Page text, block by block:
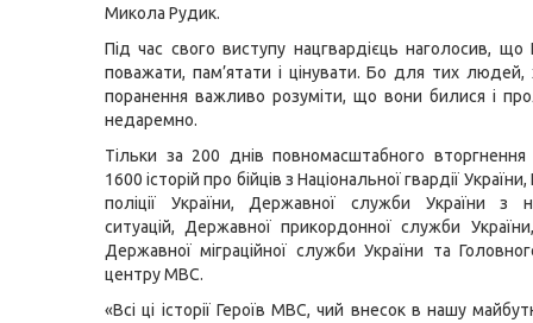
Микола Рудик.
Під час свого виступу нацгвардієць наголосив, що
поважати, пам’ятати і цінувати. Бо для тих
поранення важливо розуміти, що вони билися і
недаремно.
Тільки за 200 днів повномасштабного вторгнення
1600 історій про бійців з Національної гвардії
поліції України, Державної служби України з
ситуацій, Державної прикордонної служби України,
Державної міграційної служби України та
центру МВС.
«Всі ці історії Героїв МВС, чий внесок в нашу